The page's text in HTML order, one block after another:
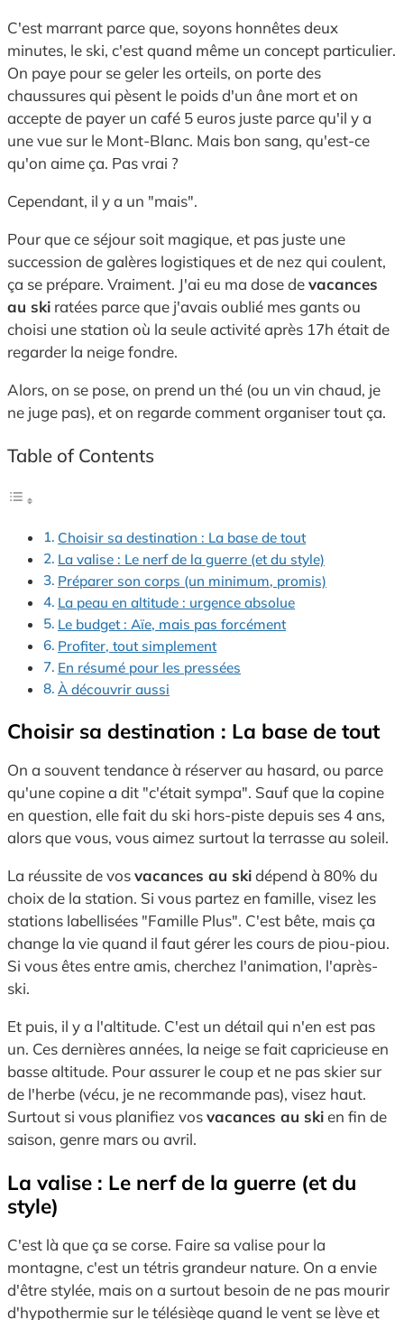
C'est marrant parce que, soyons honnêtes deux
minutes, le ski, c'est quand même un concept particulier.
On paye pour se geler les orteils, on porte des
chaussures qui pèsent le poids d'un âne mort et on
accepte de payer un café 5 euros juste parce qu'il y a
une vue sur le Mont-Blanc. Mais bon sang, qu'est-ce
qu'on aime ça. Pas vrai ?
Cependant, il y a un "mais".
Pour que ce séjour soit magique, et pas juste une
succession de galères logistiques et de nez qui coulent,
ça se prépare. Vraiment. J'ai eu ma dose devacances
au ski ratées parce que j'avais oublié mes gants ou
choisi une station où la seule activité après 17h était de
regarder la neige fondre.
Alors, on se pose, on prend un thé (ou un vin chaud, je
ne juge pas), et on regarde comment organiser tout ça.
Table of Contents
Choisir sa destination : La base de tout
La valise : Le nerf de la guerre (et du style)
Préparer son corps (un minimum, promis)
La peau en altitude : urgence absolue
Le budget : Aïe, mais pas forcément
Profiter, tout simplement
En résumé pour les pressées
À découvrir aussi
Choisir sa destination : La base de tout
On a souvent tendance à réserver au hasard, ou parce
qu'une copine a dit "c'était sympa". Sauf que la copine
en question, elle fait du ski hors-piste depuis ses 4 ans,
alors que vous, vous aimez surtout la terrasse au soleil.
La réussite de vosvacances au skidépend à 80% du
choix de la station. Si vous partez en famille, visez les
stations labellisées "Famille Plus". C'est bête, mais ça
change la vie quand il faut gérer les cours de piou-piou.
Si vous êtes entre amis, cherchez l'animation, l'après-
ski.
Et puis, il y a l'altitude. C'est un détail qui n'en est pas
un. Ces dernières années, la neige se fait capricieuse en
basse altitude. Pour assurer le coup et ne pas skier sur
de l'herbe (vécu, je ne recommande pas), visez haut.
Surtout si vous planifiez vosvacances au skien fin de
saison, genre mars ou avril.
La valise : Le nerf de la guerre (et du
style)
C'est là que ça se corse. Faire sa valise pour la
montagne, c'est un tétris grandeur nature. On a envie
d'être stylée, mais on a surtout besoin de ne pas mourir
d'hypothermie sur le télésiège quand le vent se lève et